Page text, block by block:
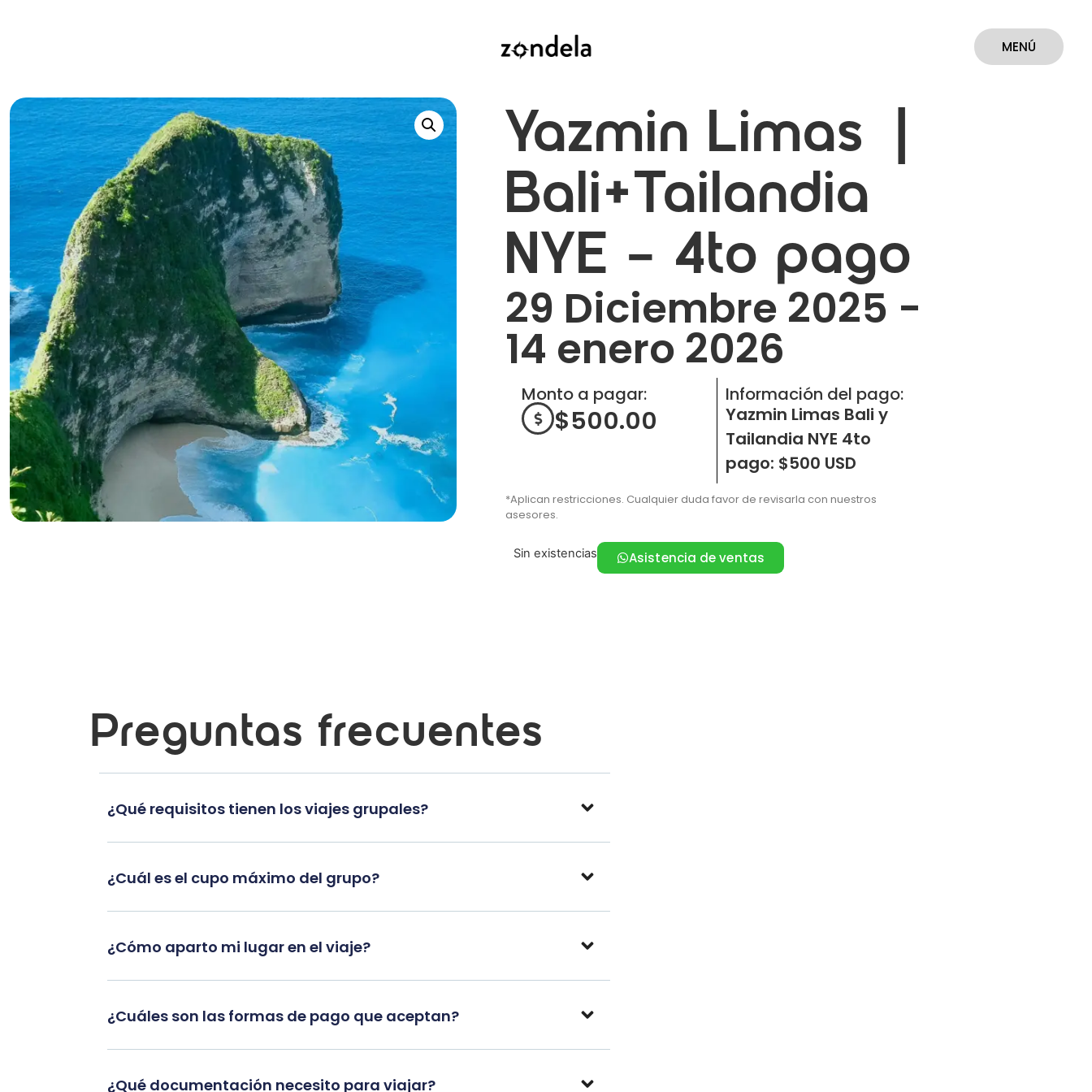
MENÚ
Yazmin Limas |
Bali+Tailandia
NYE – 4to pago
29 Diciembre 2025 -
14 enero 2026
Monto a pagar:
$500.00
Información del pago:
Yazmin Limas Bali y
Tailandia NYE 4to
pago: $500 USD
*Aplican restricciones. Cualquier duda favor de revisarla con nuestros
asesores.
Sin existencias Asistencia de ventas
Preguntas frecuentes
¿Qué requisitos tienen los viajes grupales?
¿Cuál es el cupo máximo del grupo?
¿Cómo aparto mi lugar en el viaje?
¿Cuáles son las formas de pago que aceptan?
¿Qué documentación necesito para viajar?